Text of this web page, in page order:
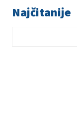
Najčitanije